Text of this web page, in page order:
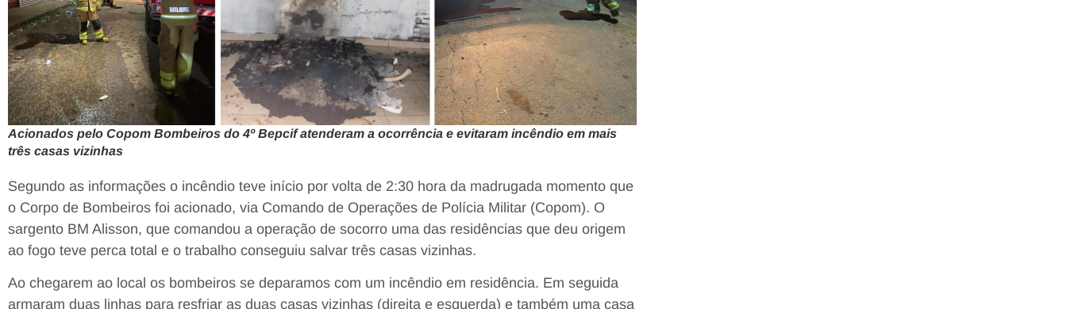
Acionados pelo Copom Bombeiros do 4º Bepcif atenderam a ocorrência e evitaram incêndio em mais
três casas vizinhas
Segundo as informações o incêndio teve início por volta de 2:30 hora da madrugada momento que
o Corpo de Bombeiros foi acionado, via Comando de Operações de Polícia Militar (Copom). O
sargento BM Alisson, que comandou a operação de socorro uma das residências que deu origem
ao fogo teve perca total e o trabalho conseguiu salvar três casas vizinhas.
Ao chegarem ao local os bombeiros se deparamos com um incêndio em residência. Em seguida
armaram duas linhas para resfriar as duas casas vizinhas (direita e esquerda) e também uma casa